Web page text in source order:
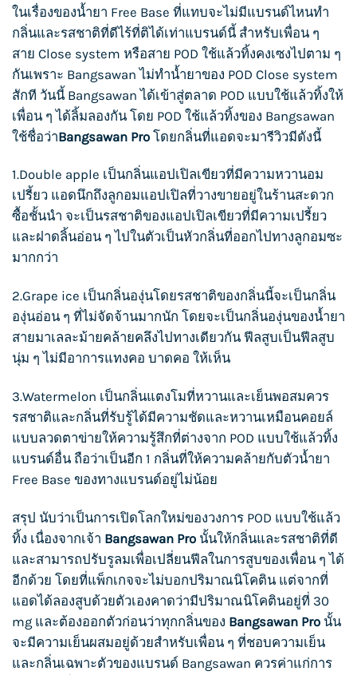
ในเรื่องของน้ำยา Free Base ที่แทบจะไม่มีแบรนด์ไหนทำ
กลิ่นและรสชาติที่ดีไร้ที่ติได้เท่าแบรนด์นี้ สำหรับเพื่อน ๆ
สาย Close system หรือสาย POD ใช้แล้วทิ้งคงเซงไปตาม ๆ
กันเพราะ Bangsawan ไม่ทำน้ำยาของ POD Close system
สักที วันนี้ Bangsawan ได้เข้าสู่ตลาด POD แบบใช้แล้วทิ้งให้
เพื่อน ๆ ได้ลิ้มลองกัน โดย POD ใช้แล้วทิ้งของ Bangsawan
ใช้ชื่อว่าBangsawan Pro โดยกลิ่นที่แอดจะมารีวิวมีดังนี้
1.Double apple เป็นกลิ่นแอปเปิลเขียวที่มีความหวานอม
เปรี้ยว แอดนึกถึงลูกอมแอปเปิลที่วางขายอยู่ในร้านสะดวก
ซื้อชั้นนำ จะเป็นรสชาติของแอปเปิลเขียวที่มีความเปรี้ยว
และฝาดลิ้นอ่อน ๆ ไปในตัวเป็นหัวกลิ่นที่ออกไปทางลูกอมซะ
มากกว่า
2.Grape ice เป็นกลิ่นองุ่นโดยรสชาติของกลิ่นนี้จะเป็นกลิ่น
องุ่นอ่อน ๆ ที่ไม่จัดจ้านมากนัก โดยจะเป็นกลิ่นองุ่นของน้ำยา
สายมาเลละม้ายคล้ายคลึงไปทางเดียวกัน ฟีลสูบเป็นฟีลสูบ
นุ่ม ๆ ไม่มีอาการแทงคอ บาดคอ ให้เห็น
3.Watermelon เป็นกลิ่นแตงโมที่หวานและเย็นพอสมควร
รสชาติและกลิ่นที่รับรู้ได้มีความชัดและหวานเหมือนคอยล์
แบบลวดตาข่ายให้ความรู้สึกที่ต่างจาก POD แบบใช้แล้วทิ้ง
แบรนด์อื่น ถือว่าเป็นอีก 1 กลิ่นที่ให้ความคล้ายกับตัวน้ำยา
Free Base ของทางแบรนด์อยู่ไม่น้อย
สรุป นับว่าเป็นการเปิดโลกใหม่ของวงการ POD แบบใช้แล้ว
ทิ้ง เนื่องจากเจ้า Bangsawan Pro นั้นให้กลิ่นและรสชาติที่ดี
และสามารถปรับรูลมเพื่อเปลี่ยนฟีลในการสูบของเพื่อน ๆ ได้
อีกด้วย โดยที่แพ็กเกจจะไม่บอกปริมาณนิโคติน แต่จากที่
แอดได้ลองสูบด้วยตัวเองคาดว่ามีปริมาณนิโคตินอยู่ที่ 30
mg และต้องออกตัวก่อนว่าทุกกลิ่นของ Bangsawan Pro นั้น
จะมีความเย็นผสมอยู่ด้วยสำหรับเพื่อน ๆ ที่ชอบความเย็น
และกลิ่นเฉพาะตัวของแบรนด์ Bangsawan ควรค่าแก่การ